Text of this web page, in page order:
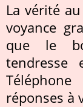
La vérité
voyance
que le
tendresse
réponses à